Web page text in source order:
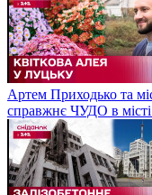
Артем Приходько та
справжнє ЧУДО в